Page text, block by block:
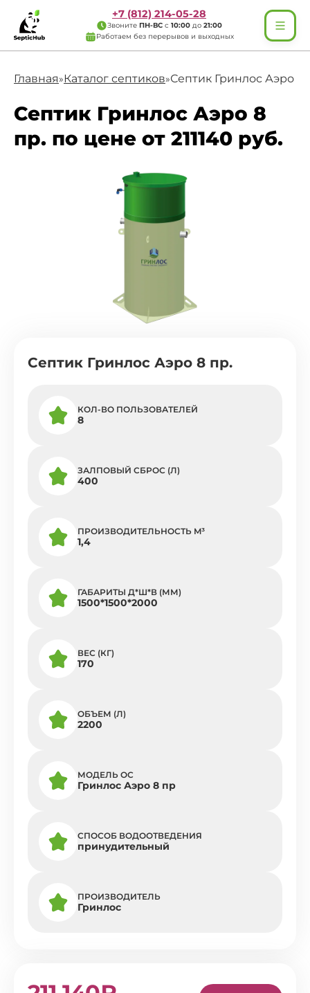
+7 (812) 214-05-28
Звоните ПН-ВС с 10:00 до 21:00
Работаем без перерывов и выходных
Главная»Каталог септиков»Септик Гринлос Аэро 8
Септик Гринлос Аэро 8
пр. по цене от 211140 руб.
Септик Гринлос Аэро 8 пр.
КОЛ-ВО ПОЛЬЗОВАТЕЛЕЙ
8
ЗАЛПОВЫЙ СБРОС (Л)
400
ПРОИЗВОДИТЕЛЬНОСТЬ M³
1,4
ГАБАРИТЫ Д*Ш*В (ММ)
1500*1500*2000
ВЕС (КГ)
170
ОБЪЕМ (Л)
2200
МОДЕЛЬ ОС
Гринлос Аэро 8 пр
СПОСОБ ВОДООТВЕДЕНИЯ
принудительный
ПРОИЗВОДИТЕЛЬ
Гринлос